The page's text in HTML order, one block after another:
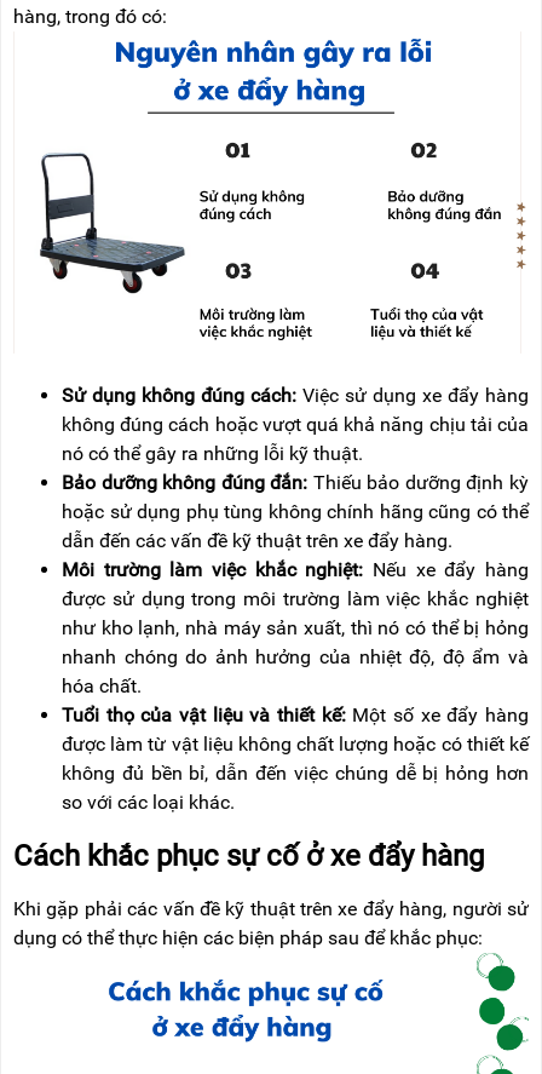
hàng, trong đó có:
Sử dụng không đúng cách: Việc sử dụng xe đẩy hàng
không đúng cách hoặc vượt quá khả năng chịu tải của
nó có thể gây ra những lỗi kỹ thuật.
Bảo dưỡng không đúng đắn: Thiếu bảo dưỡng định kỳ
hoặc sử dụng phụ tùng không chính hãng cũng có thể
dẫn đến các vấn đề kỹ thuật trên xe đẩy hàng.
Môi trường làm việc khắc nghiệt: Nếu xe đẩy hàng
được sử dụng trong môi trường làm việc khắc nghiệt
như kho lạnh, nhà máy sản xuất, thì nó có thể bị hỏng
nhanh chóng do ảnh hưởng của nhiệt độ, độ ẩm và
hóa chất.
Tuổi thọ của vật liệu và thiết kế:Một số xe đẩy hàng
được làm từ vật liệu không chất lượng hoặc có thiết kế
không đủ bền bỉ, dẫn đến việc chúng dễ bị hỏng hơn
so với các loại khác.
Cách khắc phục sự cố ở xe đẩy hàng
Khi gặp phải các vấn đề kỹ thuật trên xe đẩy hàng, người sử
dụng có thể thực hiện các biện pháp sau để khắc phục: